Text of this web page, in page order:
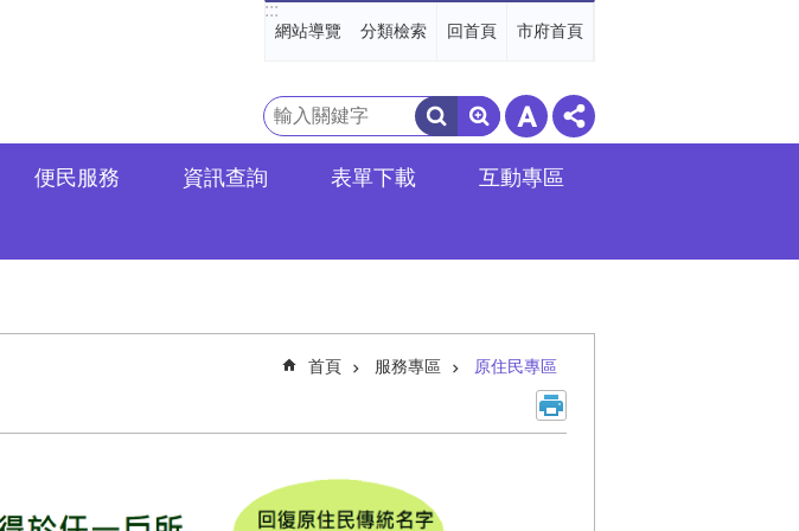
:::
網站導覽 分類檢索 回首頁 市府首頁
搜
尋
便民服務 資訊查詢 表單下載 互動專區
首頁 服務專區 原住民專區